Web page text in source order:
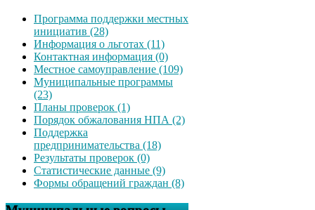
Программа поддержки местных
инициатив (28)
Информация о льготах (11)
Контактная информация (0)
Местное самоуправление (109)
Муниципальные программы
(23)
Планы проверок (1)
Порядок обжалования НПА (2)
Поддержка
предпринимательства (18)
Результаты проверок (0)
Статистические данные (9)
Формы обращений граждан (8)